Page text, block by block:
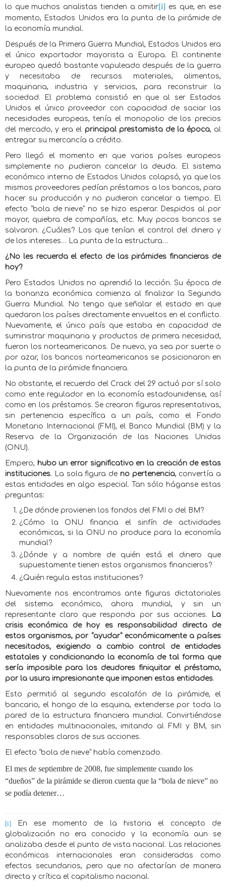
lo que muchos analistas tienden a omitir[i] es que, en ese
momento, Estados Unidos era la punta de la pirámide de
la economía mundial.
Después de la Primera Guerra Mundial, Estados Unidos era
el único exportador mayorista a Europa. El continente
europeo quedó bastante vapuleado después de la guerra
y necesitaba de recursos materiales, alimentos,
maquinaria, industria y servicios, para reconstruir la
sociedad. El problema consistió en que al ser Estados
Unidos el único proveedor con capacidad de saciar las
necesidades europeas, tenía el monopolio de los precios
del mercado, y era el principal prestamista de la época, al
entregar su mercancía a crédito.
Pero llegó el momento en que varios países europeos
simplemente no pudieron cancelar la deuda. El sistema
económico interno de Estados Unidos colapsó, ya que los
mismos proveedores pedían préstamos a los bancos, para
hacer su producción y no pudieron cancelar a tiempo. El
efecto “bola de nieve” no se hizo esperar. Despidos al por
mayor, quiebra de compañías, etc. Muy pocos bancos se
salvaron. ¿Cuáles? Los que tenían el control del dinero y
de los intereses… La punta de la estructura…
¿No les recuerda el efecto de las pirámides financieras de
hoy?
Pero Estados Unidos no aprendió la lección. Su época de
la bonanza económica comienza al finalizar la Segunda
Guerra Mundial. No tengo que señalar el estado en que
quedaron los países directamente envueltos en el conflicto.
Nuevamente, el único país que estaba en capacidad de
suministrar maquinaria y productos de primera necesidad,
fueron los norteamericanos. De nuevo, ya sea por suerte o
por azar, los bancos norteamericanos se posicionaron en
la punta de la pirámide financiera.
No obstante, el recuerdo del Crack del 29 actuó por sí solo
como ente regulador en la economía estadounidense, así
como en los préstamos. Se crearon figuras representativas,
sin pertenencia específica a un país, como el Fondo
Monetario Internacional (FMI), el Banco Mundial (BM) y la
Reserva de la Organización de las Naciones Unidas
(ONU).
Empero, hubo un error significativo en la creación de estas
instituciones. La sola figura de no pertenencia, convertía a
estas entidades en algo especial. Tan sólo háganse estas
preguntas:
¿De dónde provienen los fondos del FMI o del BM?
¿Cómo la ONU financia el sinfín de actividades
económicas, si la ONU no produce para la economía
mundial?
¿Dónde y a nombre de quién está el dinero que
supuestamente tienen estos organismos financieros?
¿Quién regula estas instituciones?
Nuevamente nos encontramos ante figuras dictatoriales
del sistema económico, ahora mundial, y sin un
representante claro que responda por sus acciones.
La
crisis económica de hoy es responsabilidad directa de
estos organismos, por “ayudar” económicamente a países
necesitados, exigiendo a cambio control de entidades
estatales y condicionando la economía de tal forma que
sería imposible para los deudores finiquitar el préstamo,
por la usura impresionante que imponen estas entidades.
Esto permitió al segundo escalafón de la pirámide, el
bancario, el hongo de la esquina, extenderse por toda la
pared de la estructura financiera mundial. Convirtiéndose
en entidades multinacionales, imitando al FMI y BM, sin
responsables claros de sus acciones.
El efecto “bola de nieve” había comenzado.
El mes de septiembre de 2008, fue simplemente cuando los
“dueños” de la pirámide se dieron cuenta que la “bola de nieve” no
se podía detener…
[i] En ese momento de la historia el concepto de
globalización no era conocido y la economía aun se
analizaba desde el punto de vista nacional. Las relaciones
económicas internacionales eran consideradas como
efectos secundarios, pero que no afectarían de manera
directa y crítica el capitalismo nacional.